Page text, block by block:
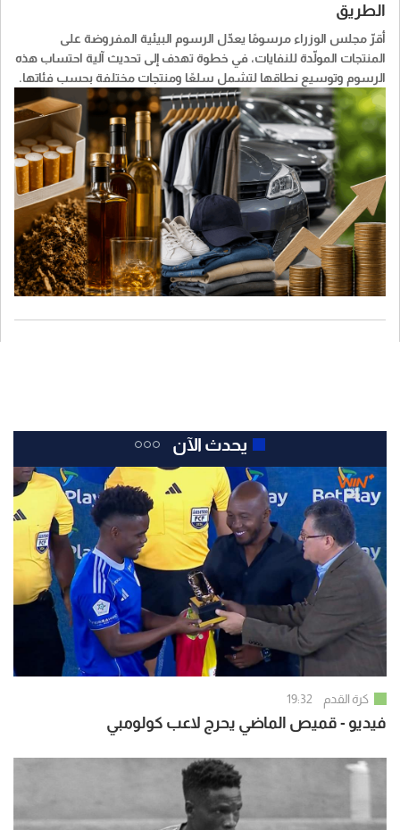
الطريق
أقرّ مجلس الوزراء مرسومًا يعدّل الرسوم البيئية المفروضة على
المنتجات المولّدة للنفايات، في خطوة تهدف إلى تحديث آلية احتساب هذه
الرسوم وتوسيع نطاقها لتشمل سلعًا ومنتجات مختلفة بحسب فئاتها.
يحدث الآن
كرة القدم 19:32
فيديو - قميص الماضي يحرج لاعب كولومبي